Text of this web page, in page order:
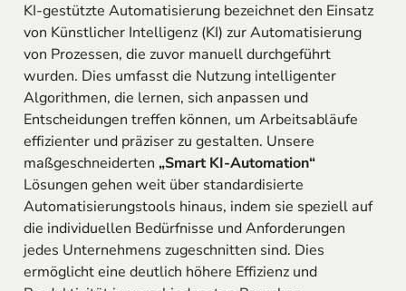
KI-gestützte Automatisierung bezeichnet den Einsatz
von Künstlicher Intelligenz (KI) zur Automatisierung
von Prozessen, die zuvor manuell durchgeführt
wurden. Dies umfasst die Nutzung intelligenter
Algorithmen, die lernen, sich anpassen und
Entscheidungen treffen können, um Arbeitsabläufe
effizienter und präziser zu gestalten. Unsere
maßgeschneiderten „Smart KI-Automation“
Lösungen gehen weit über standardisierte
Automatisierungstools hinaus, indem sie speziell auf
die individuellen Bedürfnisse und Anforderungen
jedes Unternehmens zugeschnitten sind. Dies
ermöglicht eine deutlich höhere Effizienz und